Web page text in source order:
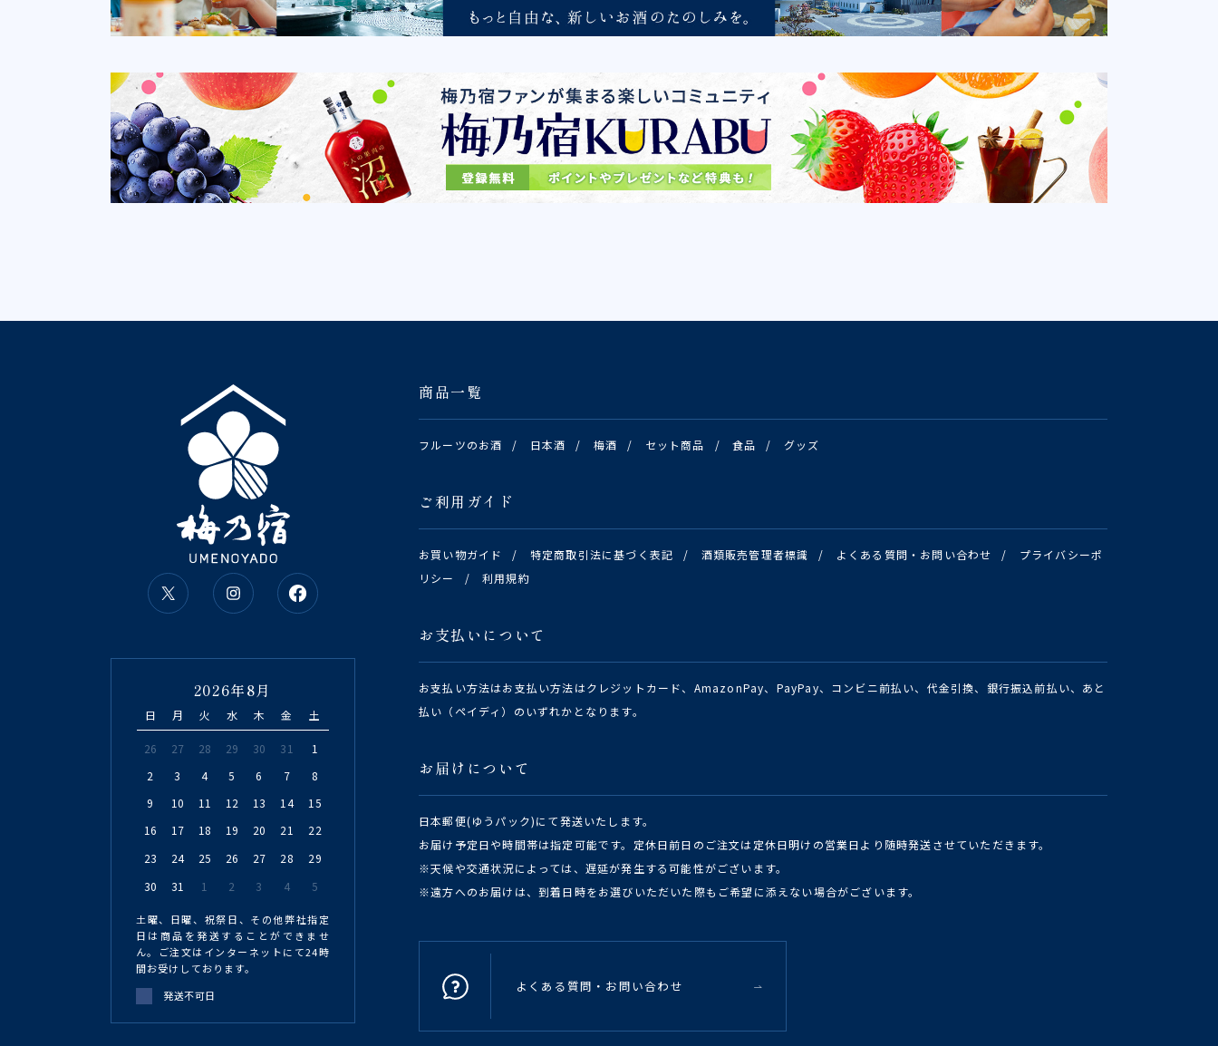
商品一覧
フルーツのお酒 / 日本酒 / 梅酒 / セット商品 / 食品 / グッズ
ご利用ガイド
お買い物ガイド / 特定商取引法に基づく表記 / 酒類販売管理者標識 / よくある質問・お問い合わせ /
プライバシーポ
リシー
/ 利用規約
お支払いについて
お支払い方法はお支払い方法はクレジットカード、AmazonPay、PayPay、コンビニ前払い、代金引換、銀行振込前払い、あと
払い（ペイディ）のいずれかとなります。
お届けについて
日本郵便(ゆうパック)にて発送いたします。
お届け予定日や時間帯は指定可能です。定休日前日のご注文は定休日明けの営業日より随時発送させていただきます。
※天候や交通状況によっては、遅延が発生する可能性がございます。
※遠方へのお届けは、到着日時をお選びいただいた際もご希望に添えない場合がございます。
よくある質問・お問い合わせ
2026年8月
日 月 火 水 木 金 土
26 27 28 29 30 31
1
2
3 4 5 6 7
8
9
10 11 12 13 14
15
16
17 18 19 20 21
22
23
24 25 26 27 28
29
30
31 1 2 3 4 5
土曜、日曜、祝祭日、その他弊社指定
日は商品を発送することができませ
ん。ご注文はインターネットにて24時
間お受けしております。
発送不可日